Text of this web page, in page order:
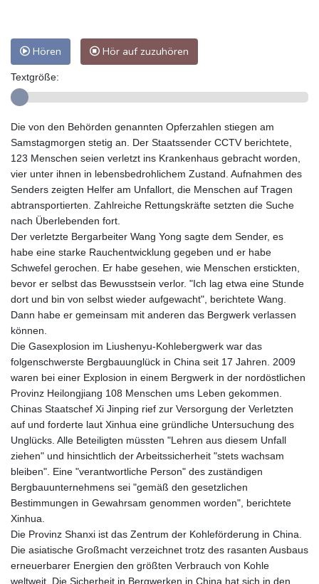
Hören Hör auf zuzuhören
Textgröße:
Die von den Behörden genannten Opferzahlen stiegen am
Samstagmorgen stetig an. Der Staatssender CCTV berichtete,
123 Menschen seien verletzt ins Krankenhaus gebracht worden,
vier unter ihnen in lebensbedrohlichem Zustand. Aufnahmen des
Senders zeigten Helfer am Unfallort, die Menschen auf Tragen
abtransportierten. Zahlreiche Rettungskräfte setzten die Suche
nach Überlebenden fort.
Der verletzte Bergarbeiter Wang Yong sagte dem Sender, es
habe eine starke Rauchentwicklung gegeben und er habe
Schwefel gerochen. Er habe gesehen, wie Menschen erstickten,
bevor er selbst das Bewusstsein verlor. "Ich lag etwa eine Stunde
dort und bin von selbst wieder aufgewacht", berichtete Wang.
Dann habe er gemeinsam mit anderen das Bergwerk verlassen
können.
Die Gasexplosion im Liushenyu-Kohlebergwerk war das
folgenschwerste Bergbauunglück in China seit 17 Jahren. 2009
waren bei einer Explosion in einem Bergwerk in der nordöstlichen
Provinz Heilongjiang 108 Menschen ums Leben gekommen.
Chinas Staatschef Xi Jinping rief zur Versorgung der Verletzten
auf und forderte laut Xinhua eine gründliche Untersuchung des
Unglücks. Alle Beteiligten müssten "Lehren aus diesem Unfall
ziehen" und hinsichtlich der Arbeitssicherheit "stets wachsam
bleiben". Eine "verantwortliche Person" des zuständigen
Bergbauunternehmens sei "gemäß den gesetzlichen
Bestimmungen in Gewahrsam genommen worden", berichtete
Xinhua.
Die Provinz Shanxi ist das Zentrum der Kohleförderung in China.
Die asiatische Großmacht verzeichnet trotz des rasanten Ausbaus
erneuerbarer Energien den größten Verbrauch von Kohle
weltweit. Die Sicherheit in Bergwerken in China hat sich in den